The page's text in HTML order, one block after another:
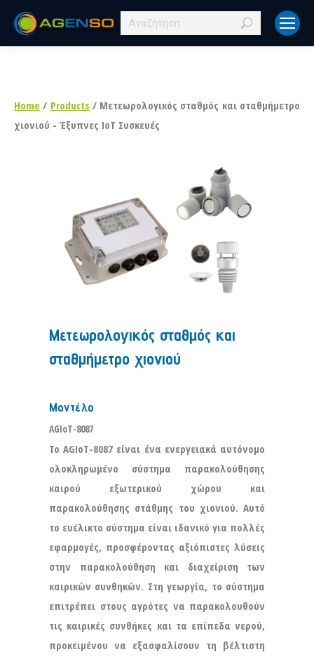
Search:
Home / Products / Μετεωρολογικός σταθμός και σταθμήμετρο
χιονιού - Έξυπνες IoT Συσκευές
Μετεωρολογικός σταθμός και
σταθμήμετρο χιονιού
Μοντέλο
AGIoT-8087
Το AGIoT-8087 είναι ένα ενεργειακά αυτόνομο
ολοκληρωμένο σύστημα παρακολούθησης
καιρού εξωτερικού χώρου και
παρακολούθησης στάθμης του χιονιού. Αυτό
το ευέλικτο σύστημα είναι ιδανικό για πολλές
εφαρμογές, προσφέροντας αξιόπιστες λύσεις
στην παρακολούθηση και διαχείριση των
καιρικών συνθηκών. Στη γεωργία, το σύστημα
επιτρέπει στους αγρότες να παρακολουθούν
τις καιρικές συνθήκες και τα επίπεδα νερού,
προκειμένου να εξασφαλίσουν τη βέλτιστη